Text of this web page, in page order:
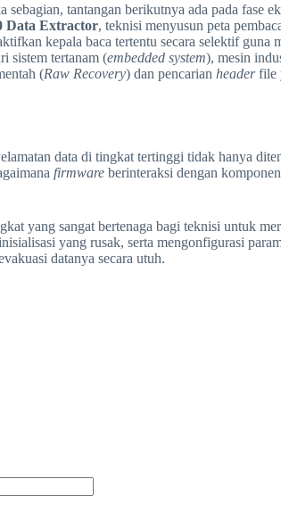
sebagian, tantangan berikutnya ada pada fase
Data Extractor, teknisi menyusun peta
kepala baca tertentu secara selektif guna
sistem tertanam (embedded system), mesin
(Raw Recovery) dan pencarian headerfile
data di tingkat tertinggi tidak hanya
firmware berinteraksi dengan
yang sangat bertenaga bagi teknisi untuk
yang rusak, serta mengonfigurasi
datanya secara utuh.